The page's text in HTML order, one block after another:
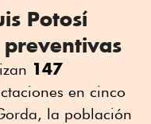
Potosí
147
en cinco
la población